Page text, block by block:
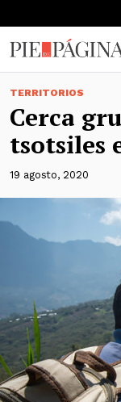
TERRITORIOS
Cerca
tsotsiles
19 agosto, 2020